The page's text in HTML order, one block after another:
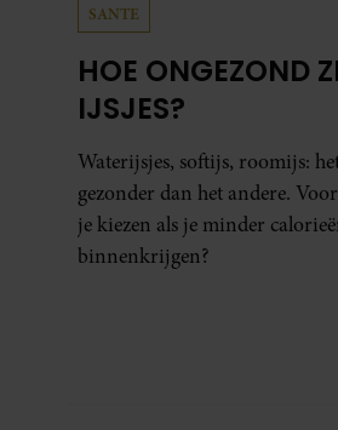
SANTE
HOE ONGEZOND
IJSJES?
Waterijsjes, softijs, roomijs:
gezonder dan het andere.
je kiezen als je minder
binnenkrijgen?